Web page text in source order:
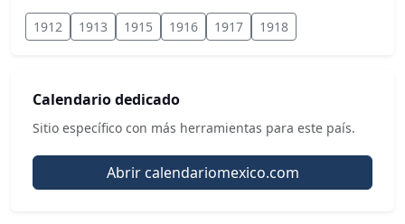
1912 1913 1915 1916 1917 1918
Calendario dedicado
Sitio específico con más herramientas para este país.
Abrir calendariomexico.com